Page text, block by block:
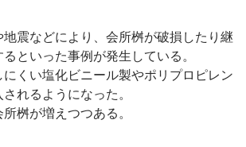
地震などにより、会所桝が破損したり継
といった事例が発生している。
くい塩化ビニール製やポリプロピレン
れるようになった。
桝が増えつつある。